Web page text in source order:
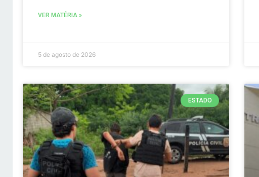
VER MATÉRIA »
5 de agosto de 2026
ESTADO